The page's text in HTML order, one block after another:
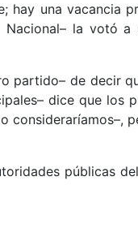
hay una vacancia
la votó a
partido– de decir
dice que los
consideraríamos–,
públicas